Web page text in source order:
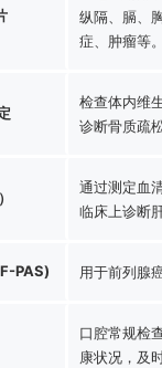
纵隔、膈、
症、肿瘤等。
检查体内维
诊断骨质疏
通过测定血
临床上诊断
PAS) 用于前列腺
口腔常规检
康状况，及